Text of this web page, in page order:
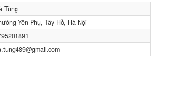
Tùng
Yên Phụ, Tây Hồ, Hà Nội